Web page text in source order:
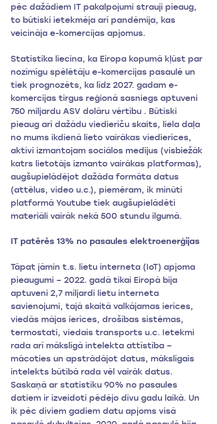
pēc dažādiem IT pakalpojumi strauji pieaug,
to būtiski ietekmēja arī pandēmija, kas
veicināja e-komercijas apjomus.
Statistika liecina, ka Eiropa kopumā kļūst par
nozīmīgu spēlētāju e-komercijas pasaulē un
tiek prognozēts, ka līdz 2027. gadam e-
komercijas tirgus reģionā sasniegs aptuveni
750 miljardu ASV dolāru vērtību . Būtiski
pieaug arī dažādu viedierīču skaits, liela daļa
no mums ikdienā lieto vairākas viedierīces,
aktīvi izmantojam sociālos medijus (visbiežāk
katrs lietotājs izmanto vairākas platformas),
augšupielādējot dažāda formāta datus
(attēlus, video u.c.), piemēram, ik minūti
platformā Youtube tiek augšupielādēti
materiāli vairāk nekā 500 stundu ilgumā.
IT patērēs 13% no pasaules elektroenerģijas
Tāpat jāmin t.s. lietu interneta (IoT) apjoma
pieaugumi – 2022. gadā tikai Eiropā bija
aptuveni 2,7 miljardi lietu interneta
savienojumi, tajā skaitā valkājamas ierīces,
viedās mājas ierīces, drošības sistēmas,
termostati, viedais transports u.c. Ietekmi
rada arī mākslīgā intelekta attīstība –
mācoties un apstrādājot datus, mākslīgais
intelekts būtībā rada vēl vairāk datus.
Saskaņā ar statistiku 90% no pasaules
datiem ir izveidoti pēdējo divu gadu laikā. Un
ik pēc diviem gadiem datu apjoms visā